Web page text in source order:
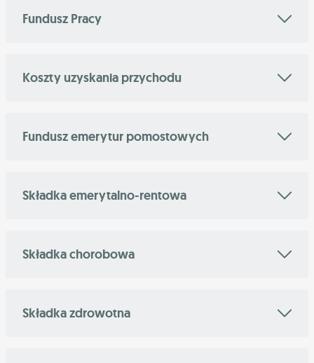
Fundusz Pracy
Koszty uzyskania przychodu
Fundusz emerytur pomostowych
Składka emerytalno-rentowa
Składka chorobowa
Składka zdrowotna